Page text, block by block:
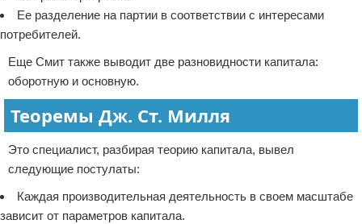
Ее разделение на партии в соответствии с интересами
потребителей.
Еще Смит также выводит две разновидности капитала:
оборотную и основную.
Теоремы Дж. Ст. Милля
Это специалист, разбирая теорию капитала, вывел
следующие постулаты:
Каждая производительная деятельность в своем масштабе
зависит от параметров капитала.